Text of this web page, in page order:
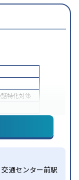
特化対策
交通センター前駅